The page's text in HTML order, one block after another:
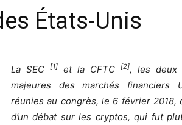
États-Unis
La SEC [1] et la CFTC [2], les deux
majeures des marchés financiers
réunies au congrès, le 6 février 2018,
d’un débat sur les cryptos, qui fut